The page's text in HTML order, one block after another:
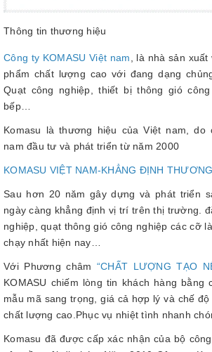
Thông tin thương hiệu
Công ty KOMASU Việt nam, là nhà sản xuất
phẩm chất lượng cao với đang dạng
Quạt công nghiệp, thiết bị thông gió
bếp…
Komasu là thương hiệu của Việt nam, do
nam đầu tư và phát triển từ năm 2000
KOMASU VIỆT NAM-KHẲNG ĐỊNH
Sau hơn 20 năm gây dựng và phát triển
ngày càng khẳng định vị trí trên thị trường.
nghiệp, quạt thông gió công nghiệp các cỡ
chạy nhất hiện nay…
Với Phương châm “CHẤT LƯỢNG TẠO
KOMASU chiếm lòng tin khách hàng bằng
mẫu mã sang trọng, giá cả hợp lý và chế
chất lượng cao.Phục vụ nhiệt tình nhanh
Komasu đã được cấp xác nhận của bộ